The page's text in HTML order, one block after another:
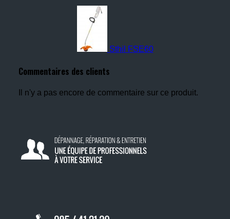
Sthil FSE60
Commentaires des clients
Il n'y a pas encore de commentaire sur ce produit.